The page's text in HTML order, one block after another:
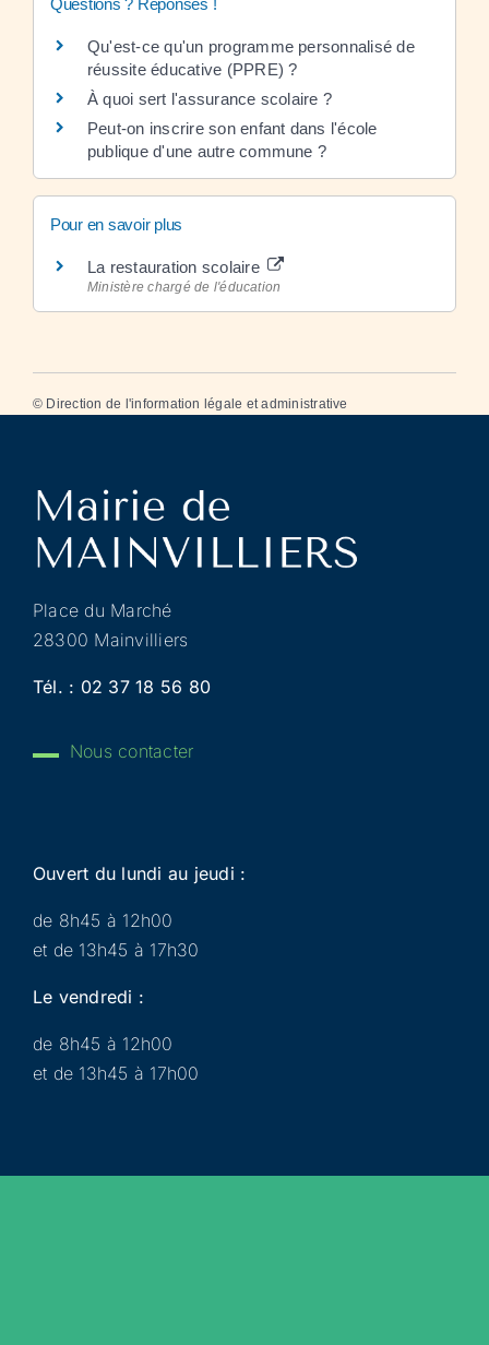
Qu'est-ce qu'un programme personnalisé de
réussite éducative (PPRE) ?
À quoi sert l'assurance scolaire ?
Peut-on inscrire son enfant dans l'école
publique d'une autre commune ?
Pour en savoir plus
La restauration scolaire
Ministère chargé de l'éducation
© Direction de l'information légale et administrative
Place du Marché
28300 Mainvilliers
Tél. : 02 37 18 56 80
Nous contacter
Ouvert du lundi au jeudi :
de 8h45 à 12h00
et de 13h45 à 17h30
Le vendredi :
de 8h45 à 12h00
et de 13h45 à 17h00